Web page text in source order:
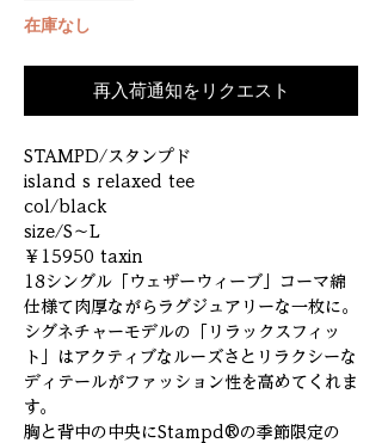
在庫なし
再入荷通知をリクエスト
STAMPD/スタンプド
island s relaxed tee
col/black
size/S～L
￥15950 taxin
18シングル「ウェザーウィーブ」コーマ綿
仕様て肉厚ながらラグジュアリーな一枚に。
シグネチャーモデルの「リラックスフィッ
ト」はアクティブなルーズさとリラクシーな
ディテールがファッション性を高めてくれま
す。
胸と背中の中央にStampd®の季節限定の